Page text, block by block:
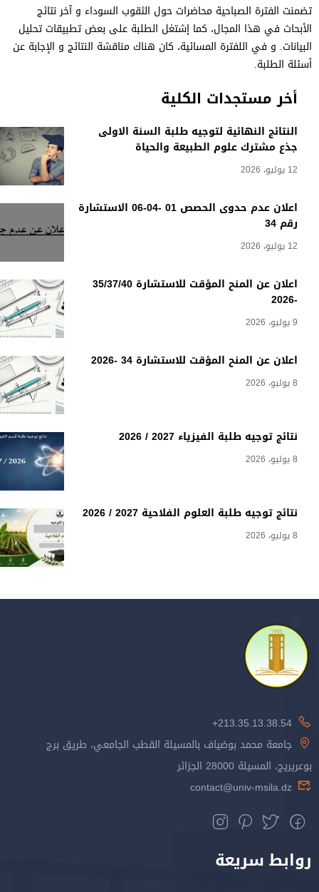
أخر مستجدات الكلية
النتائج النهائية لتوجيه طلبة السنة الاولى
جذع مشترك علوم الطبيعة والحياة
12 يوليو، 2026
اعلان عدم حدوى الحصص 01 -04-06 الاستشارة
رقم 34
12 يوليو، 2026
اعلان عن المنح المؤقت للاستشارة 35/37/40
-2026
9 يوليو، 2026
اعلان عن المنح المؤقت للاستشارة 34 -2026
8 يوليو، 2026
نتائج توجيه طلبة الفيزياء 2027 / 2026
8 يوليو، 2026
نتائج توجيه طلبة العلوم الفلاحية 2027 / 2026
8 يوليو، 2026
تضمنت الفترة الصباحية محاضرات حول الثقوب السوداء و آخر نتائج
الأبحاث في هذا المجال، كما إشتغل الطلبة على بعض تطبيقات تحليل
البيانات. و في اللفترة المسائية، كان هناك مناقشة النتائج و الإجابة عن
أسئلة الطلبة.
213.35.13.38.54+
جامعة محمد بوضياف بالمسيلة القطب الجامعي، طريق برج
بوعريريج، المسيلة 28000 الجزائر
contact@univ-msila.dz
روابط سريعة